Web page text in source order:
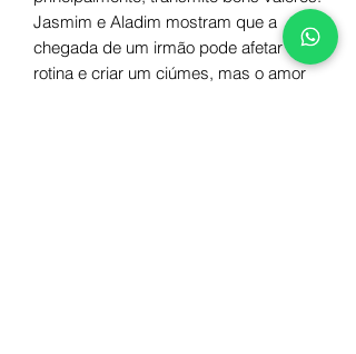
Jasmim e Aladim mostram que a
chegada de um irmão pode afetar toda
rotina e criar um ciúmes, mas o amor